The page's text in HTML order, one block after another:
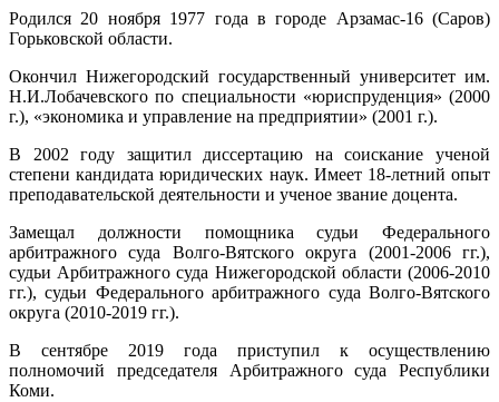
Родился 20 ноября 1977 года в городе Арзамас-16 (Саров)
Горьковской области.
Окончил Нижегородский государственный университет им.
Н.И.Лобачевского по специальности «юриспруденция» (2000
г.), «экономика и управление на предприятии» (2001 г.).
В 2002 году защитил диссертацию на соискание ученой
степени кандидата юридических наук. Имеет 18-летний опыт
преподавательской деятельности и ученое звание доцента.
Замещал должности помощника судьи Федерального
арбитражного суда Волго-Вятского округа (2001-2006 гг.),
судьи Арбитражного суда Нижегородской области (2006-2010
гг.), судьи Федерального арбитражного суда Волго-Вятского
округа (2010-2019 гг.).
В сентябре 2019 года приступил к осуществлению
полномочий председателя Арбитражного суда Республики
Коми.